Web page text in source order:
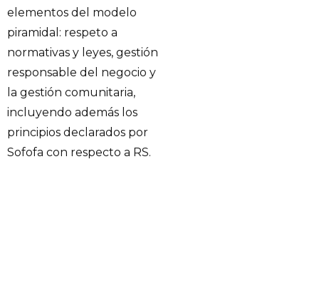
elementos del modelo
piramidal: respeto a
normativas y leyes, gestión
responsable del negocio y
la gestión comunitaria,
incluyendo además los
principios declarados por
Sofofa con respecto a RS.